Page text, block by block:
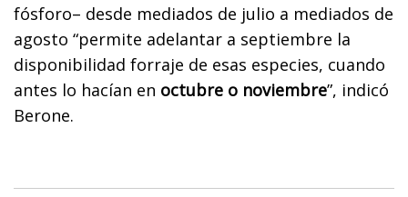
fósforo– desde mediados de julio a mediados de
agosto “permite adelantar a septiembre la
disponibilidad forraje de esas especies, cuando
antes lo hacían en octubre o noviembre”, indicó
Berone.